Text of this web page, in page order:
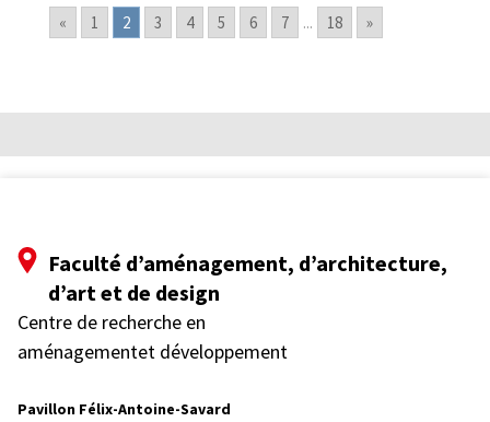
« 1 2 3 4 5 6 7 ... 18 »
Faculté d’aménagement, d’architecture,
d’art et de design
Centre de recherche en
aménagementet développement
Pavillon Félix-Antoine-Savard